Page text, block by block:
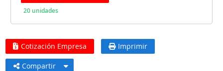
20 unidades
Cotización Empresa Imprimir
Compartir